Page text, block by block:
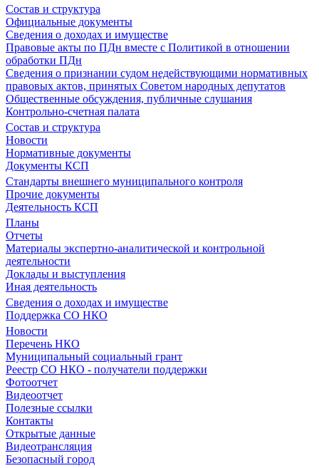
Состав и структура
Официальные документы
Сведения о доходах и имуществе
Правовые акты по ПДн вместе с Политикой в отношении
обработки ПДн
Сведения о признании судом недействующими нормативных
правовых актов, принятых Советом народных депутатов
Общественные обсуждения, публичные слушания
Контрольно-счетная палата
Состав и структура
Новости
Нормативные документы
Документы КСП
Стандарты внешнего муниципального контроля
Прочие документы
Деятельность КСП
Планы
Отчеты
Материалы экспертно-аналитической и контрольной
деятельности
Доклады и выступления
Иная деятельность
Сведения о доходах и имуществе
Поддержка СО НКО
Новости
Перечень НКО
Муниципальный социальный грант
Реестр СО НКО - получатели поддержки
Фотоотчет
Видеоотчет
Полезные ссылки
Контакты
Открытые данные
Видеотрансляция
Безопасный город